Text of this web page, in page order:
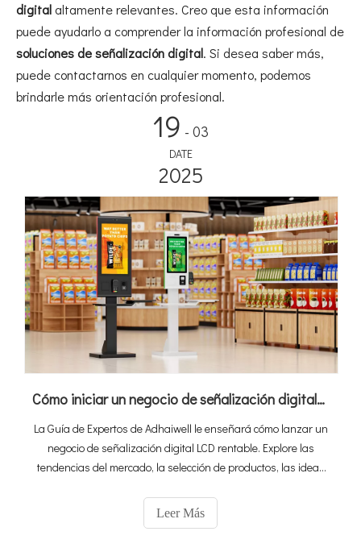
digital altamente relevantes. Creo que esta información
puede ayudarlo a comprender la información profesional de
soluciones de señalización digital. Si desea saber más,
puede contactarnos en cualquier momento, podemos
brindarle más orientación profesional.
19 - 03
DATE
2025
Cómo iniciar un negocio de señalización digital LCD en 2026
La Guía de Expertos de Adhaiwell le enseñará cómo lanzar un
negocio de señalización digital LCD rentable. Explore las
tendencias del mercado, la selección de productos, las ideas
Adhaiwell. ¡Perfecto para profesionales de adquisiciones!
Leer Más